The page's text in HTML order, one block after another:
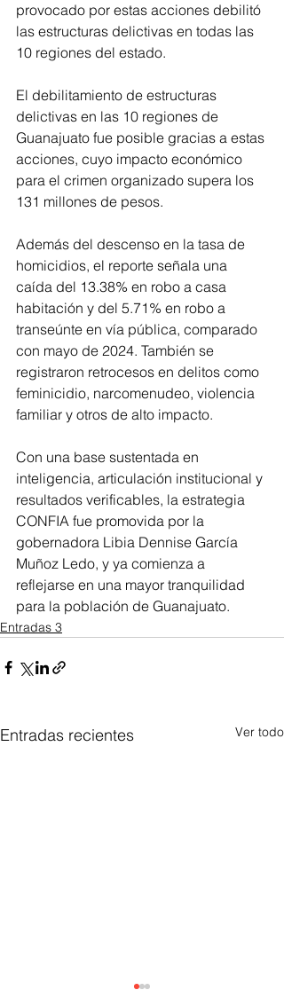
provocado por estas acciones debilitó
las estructuras delictivas en todas las
10 regiones del estado.
El debilitamiento de estructuras
delictivas en las 10 regiones de
Guanajuato fue posible gracias a estas
acciones, cuyo impacto económico
para el crimen organizado supera los
131 millones de pesos.
Además del descenso en la tasa de
homicidios, el reporte señala una
caída del 13.38% en robo a casa
habitación y del 5.71% en robo a
transeúnte en vía pública, comparado
con mayo de 2024. También se
registraron retrocesos en delitos como
feminicidio, narcomenudeo, violencia
familiar y otros de alto impacto.
Con una base sustentada en
inteligencia, articulación institucional y
resultados verificables, la estrategia
CONFIA fue promovida por la
gobernadora Libia Dennise García
Muñoz Ledo, y ya comienza a
reflejarse en una mayor tranquilidad
para la población de Guanajuato.
Entradas 3
Entradas recientes Ver todo